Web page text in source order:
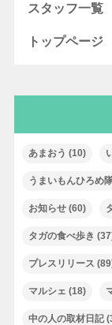
スタッフ一覧
トップページ
あまおう (10)
うまいもんひろめ
お知らせ(60)
タガの食べ歩き
プレスリリース
マルシェ (18)
中の人の取材日記